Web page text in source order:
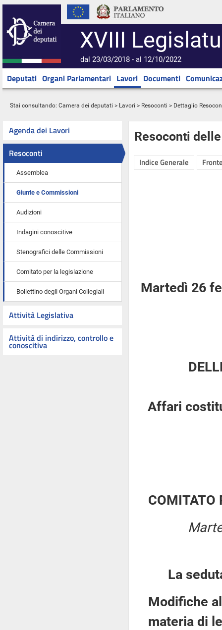
XVIII
dal 23/03/2018 - al 12/10/2022
Deputati Organi Parlamentari Lavori Documenti
Stai consultando: Camera dei deputati > Lavori > Resoconti > Dettaglio
Agenda dei Lavori
Resoconti
Assemblea
Giunte e Commissioni
Audizioni
Indagini conoscitive
Stenografici delle Commissioni
Comitato per la legislazione
Bollettino degli Organi Collegiali
Attività Legislativa
Attività di indirizzo, controllo e
conoscitiva
Resoconti
Indice Generale
Martedì 26
Affari
COMITATO
La
Modifiche
materia di